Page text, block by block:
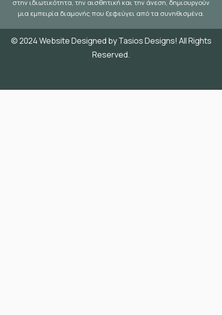
στην ιδιωτικότητα, την αισθητική και την άνεση, δημιουργούν
μια εμπειρία διαμονής που ξεφεύγει από τα συνηθισμένα.
© 2024 Website Designed by Tasios Designs! All Rights
Reserved.